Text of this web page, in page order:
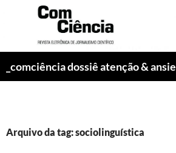
_comciência dossiê atenção &
Arquivo da tag: sociolinguística